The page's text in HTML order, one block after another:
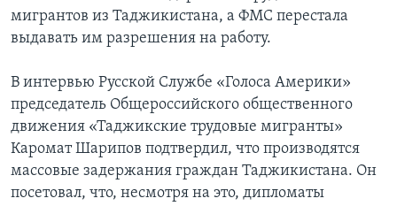
мигрантов из Таджикистана, а ФМС перестала
выдавать им разрешения на работу.
В интервью Русской Службе «Голоса Америки»
председатель Общероссийского общественного
движения «Таджикские трудовые мигранты»
Каромат Шарипов подтвердил, что производятся
массовые задержания граждан Таджикистана. Он
посетовал, что, несмотря на это, дипломаты